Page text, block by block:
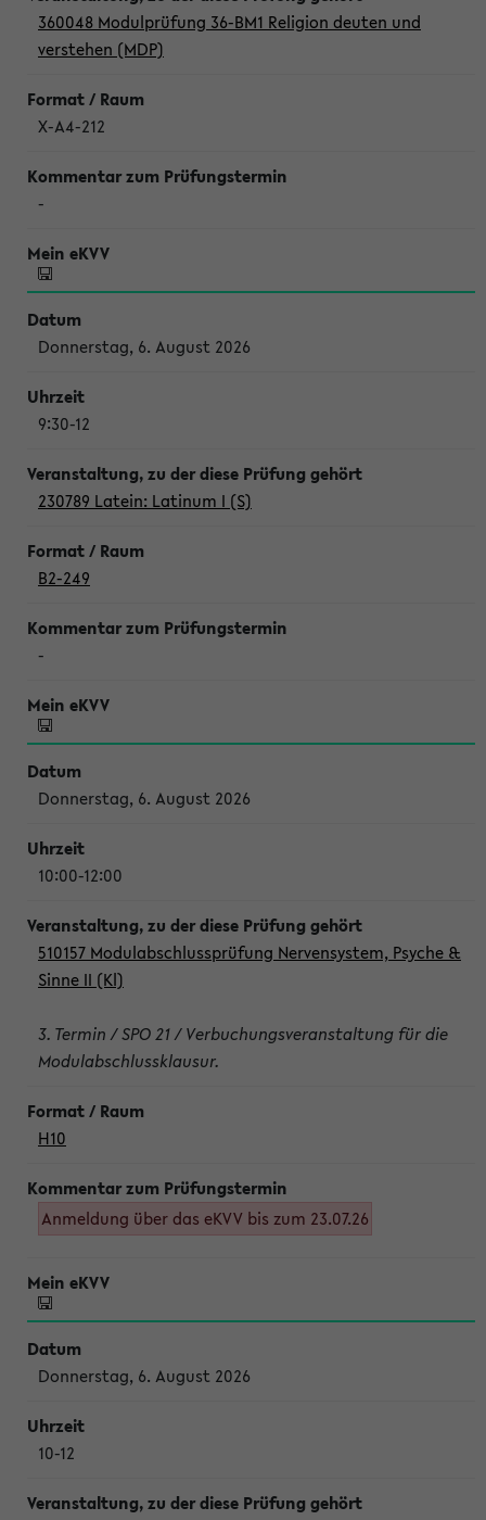
360048 Modulprüfung 36-BM1 Religion deuten und
verstehen (MDP)
X-A4-212
-
Donnerstag, 6. August 2026
9:30-12
230789 Latein: Latinum I (S)
B2-249
-
Donnerstag, 6. August 2026
10:00-12:00
510157 Modulabschlussprüfung Nervensystem, Psyche &
Sinne II (Kl)
3. Termin / SPO 21 / Verbuchungsveranstaltung für die
Modulabschlussklausur.
H10
Anmeldung über das eKVV bis zum 23.07.26
Donnerstag, 6. August 2026
10-12